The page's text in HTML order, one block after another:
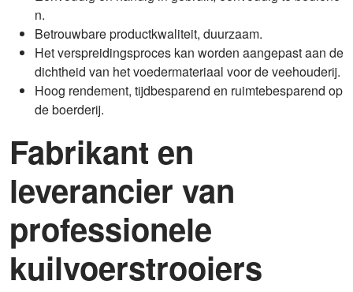
n.
Betrouwbare productkwaliteit, duurzaam.
Het verspreidingsproces kan worden aangepast aan de
dichtheid van het voedermateriaal voor de veehouderij.
Hoog rendement, tijdbesparend en ruimtebesparend op
de boerderij.
Fabrikant en
leverancier van
professionele
kuilvoerstrooiers